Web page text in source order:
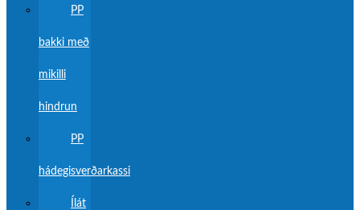
PP
bakki með
mikilli
hindrun
PP
hádegisverðarkassi
Ílát